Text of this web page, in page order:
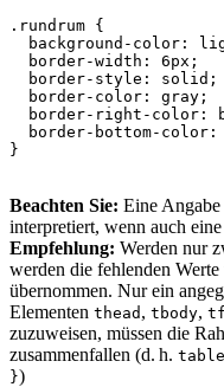
.rundrum {
background-color :
border-width : 6px ;
border-style : solid ;
border-color : gray ;
border-right-color :
border-bottom-color :
}
Beachten Sie: Eine
interpretiert, wenn auch
Empfehlung: Werden nur
werden die fehlenden
übernommen. Nur ein
Elementen thead , tbody,
zuzuweisen, müssen die
zusammenfallen (d. h.
})